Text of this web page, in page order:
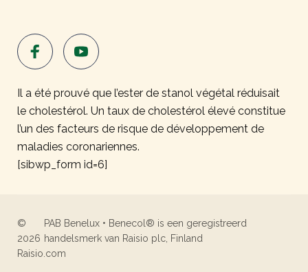
Il a été prouvé que l’ester de stanol végétal réduisait
le cholestérol. Un taux de cholestérol élevé constitue
l’un des facteurs de risque de développement de
maladies coronariennes.
[sibwp_form id=6]
©
2026
PAB Benelux • Benecol® is een geregistreerd
handelsmerk van Raisio plc, Finland
Raisio.com